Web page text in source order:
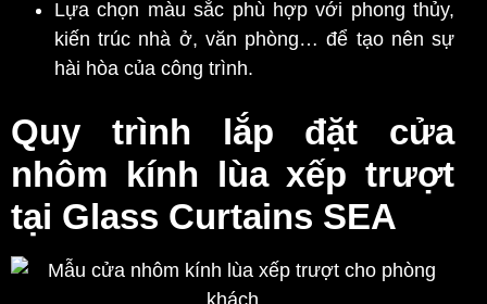
Lựa chọn màu sắc phù hợp với phong thủy,
kiến trúc nhà ở, văn phòng… để tạo nên sự
hài hòa của công trình.
Quy trình lắp đặt cửa
nhôm kính lùa xếp trượt
tại Glass Curtains SEA